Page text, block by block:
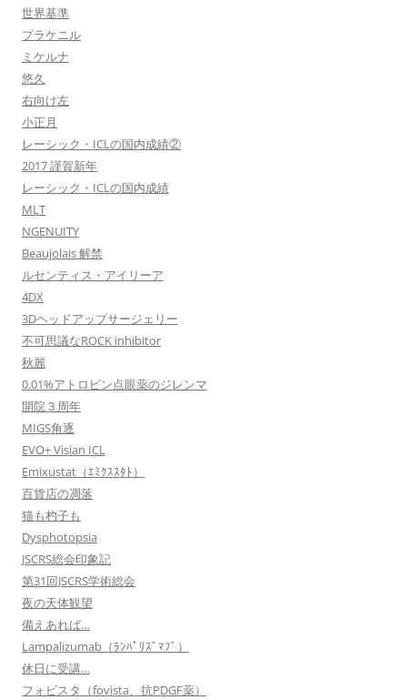
世界基準
プラケニル
ミケルナ
悠久
右向け左
小正月
レーシック・ICLの国内成績②
2017 謹賀新年
レーシック・ICLの国内成績
MLT
NGENUITY
Beaujolais 解禁
ルセンティス・アイリーア
4DX
3Dヘッドアップサージェリー
不可思議なROCK inhibitor
秋麗
0.01%アトロピン点眼薬のジレンマ
開院３周年
MIGS角逐
EVO+ Visian ICL
Emixustat（ｴﾐｸｽｽﾀﾄ）
百貨店の凋落
猫も杓子も
Dysphotopsia
JSCRS総会印象記
第31回JSCRS学術総会
夜の天体観望
備えあれば…
Lampalizumab（ﾗﾝﾊﾟﾘｽﾞﾏﾌﾞ）
休日に受講…
フォビスタ（fovista、抗PDGF薬）